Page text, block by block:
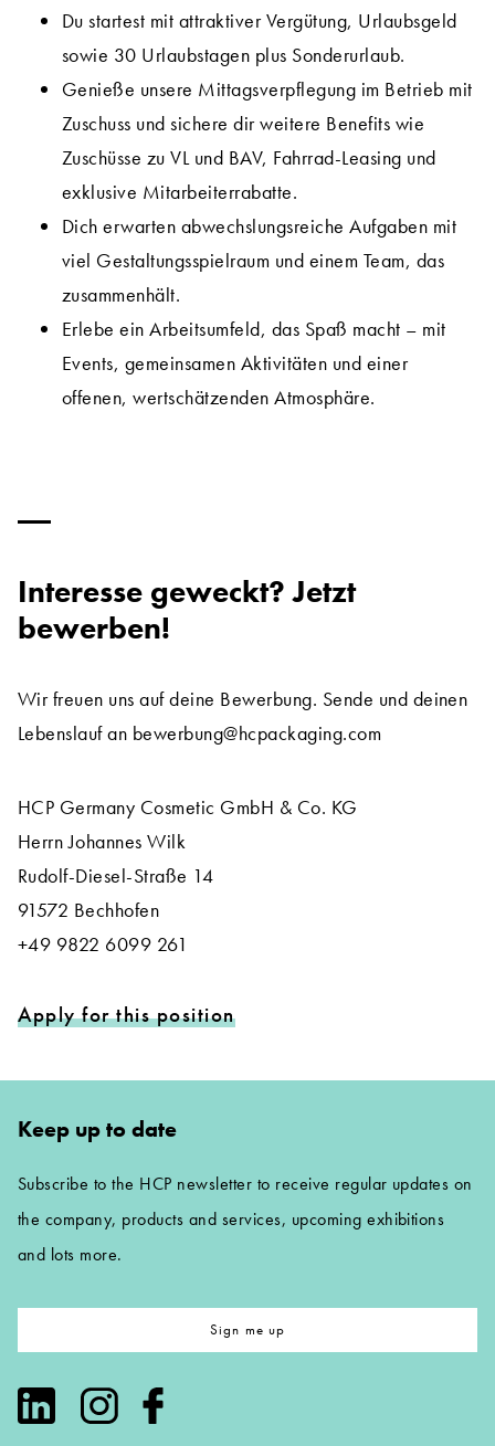
Du startest mit attraktiver Vergütung, Urlaubsgeld
sowie 30 Urlaubstagen plus Sonderurlaub.
Genieße unsere Mittagsverpflegung im Betrieb mit
Zuschuss und sichere dir weitere Benefits wie
Zuschüsse zu VL und BAV, Fahrrad-Leasing und
exklusive Mitarbeiterrabatte.
Dich erwarten abwechslungsreiche Aufgaben mit
viel Gestaltungsspielraum und einem Team, das
zusammenhält.
Erlebe ein Arbeitsumfeld, das Spaß macht – mit
Events, gemeinsamen Aktivitäten und einer
offenen, wertschätzenden Atmosphäre.
Interesse geweckt? Jetzt
bewerben!
Wir freuen uns auf deine Bewerbung. Sende und deinen
Lebenslauf an bewerbung@hcpackaging.com
HCP Germany Cosmetic GmbH & Co. KG
Herrn Johannes Wilk
Rudolf-Diesel-Straße 14
91572 Bechhofen
+49 9822 6099 261
Apply for this position
Keep up to date
Subscribe to the HCP newsletter to receive regular updates on
the company, products and services, upcoming exhibitions
and lots more.
Sign me up